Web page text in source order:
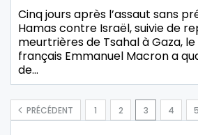
Cinq jours après l’assaut sans
Hamas contre Israël, suivie de
meurtrières de Tsahal à Gaza,
français Emmanuel Macron a
de…
PRÉCÉDENT 1 2 3 4 5